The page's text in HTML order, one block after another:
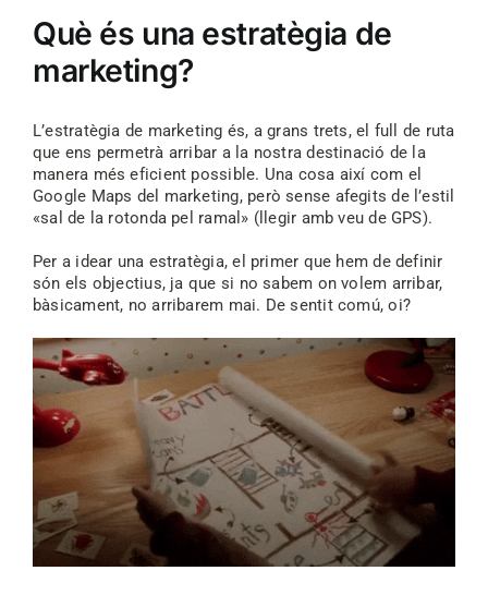
Què és una estratègia de
marketing?
L’estratègia de marketing és, a grans trets, el full de ruta
que ens permetrà arribar a la nostra destinació de la
manera més eficient possible. Una cosa així com el
Google Maps del marketing, però sense afegits de l’estil
«sal de la rotonda pel ramal» (llegir amb veu de GPS).
Per a idear una estratègia, el primer que hem de definir
són els objectius, ja que si no sabem on volem arribar,
bàsicament, no arribarem mai. De sentit comú, oi?